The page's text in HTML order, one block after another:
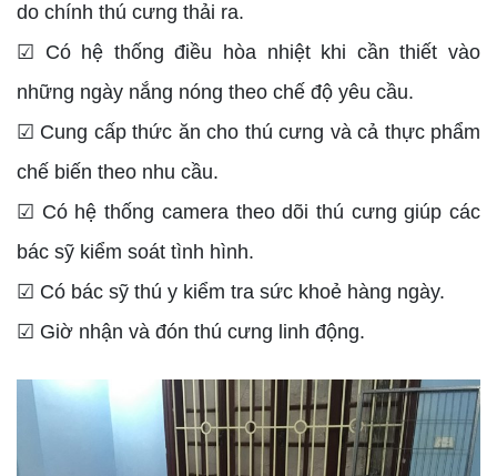
do chính thú cưng thải ra.
☑ Có hệ thống điều hòa nhiệt khi cần thiết vào
những ngày nắng nóng theo chế độ yêu cầu.
☑ Cung cấp thức ăn cho thú cưng và cả thực phẩm
chế biến theo nhu cầu.
☑ Có hệ thống camera theo dõi thú cưng giúp các
bác sỹ kiểm soát tình hình.
☑ Có bác sỹ thú y kiểm tra sức khoẻ hàng ngày.
☑ Giờ nhận và đón thú cưng linh động.